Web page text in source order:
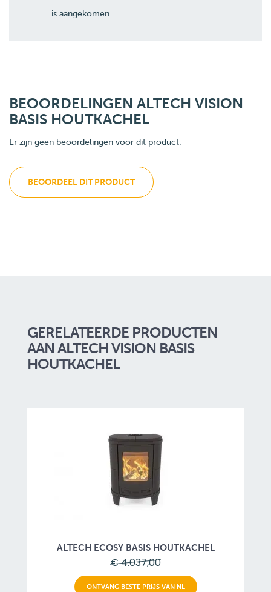
is aangekomen
BEOORDELINGEN ALTECH VISION
BASIS HOUTKACHEL
Er zijn geen beoordelingen voor dit product.
BEOORDEEL DIT PRODUCT
GERELATEERDE PRODUCTEN
AAN ALTECH VISION BASIS
HOUTKACHEL
ALTECH ECOSY BASIS HOUTKACHEL
€ 4.037,00
ONTVANG BESTE PRIJS VAN NL